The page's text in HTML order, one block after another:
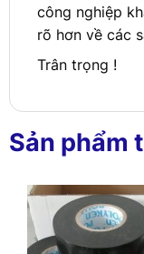
công nghiệp
rõ hơn về các
Trân trọng !
Sản phẩm